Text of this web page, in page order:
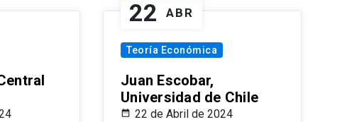
22 ABR
Teoría Económica
Juan Escobar,
Universidad de Chile
22 de Abril de 2024